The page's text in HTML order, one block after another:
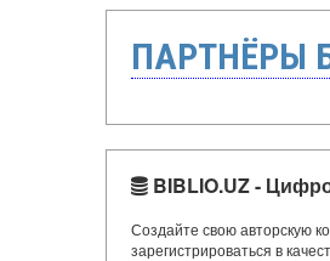
ПАРТНЁРЫ
BIBLIO.UZ -
Создайте свою авторскую
зарегистрироваться в